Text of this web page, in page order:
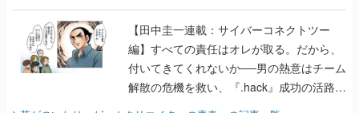
に行って、より理解を深めよう【PR】
【田中圭一連載：サイバーコネクトツー
編】すべての責任はオレが取る。だから、
付いてきてくれないか──男の熱意はチーム
解散の危機を救い、『.hack』成功の活路を
開く。業界の快男児・松山 洋に流れる血は